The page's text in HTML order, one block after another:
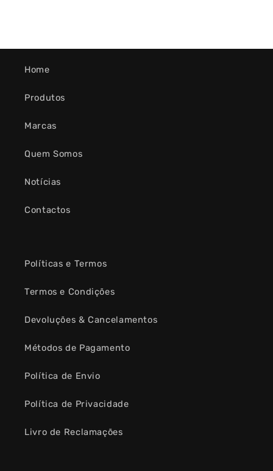
Home
Produtos
Marcas
Quem Somos
Notícias
Contactos
Políticas e Termos
Termos e Condições
Devoluções & Cancelamentos
Métodos de Pagamento
Política de Envio
Política de Privacidade
Livro de Reclamações